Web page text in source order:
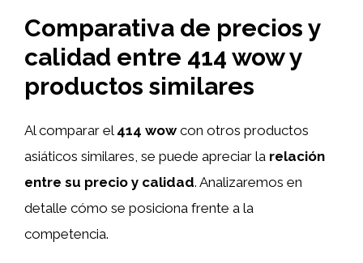
Comparativa de precios y
calidad entre 414 wow y
productos similares
Al comparar el 414 wow con otros productos
asiáticos similares, se puede apreciar la relación
entre su precio y calidad. Analizaremos en
detalle cómo se posiciona frente a la
competencia.